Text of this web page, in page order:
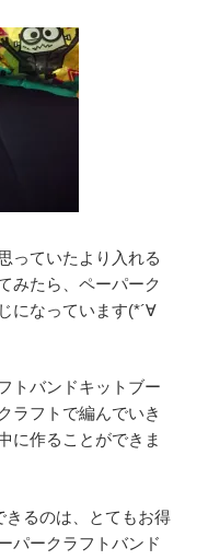
っていたより入れる
みたら、ペーパーク
になっています(*´∀
トバンドキットブー
ラフトで編んでいき
に作ることができま
きるのは、とてもお得
パークラフトバンド